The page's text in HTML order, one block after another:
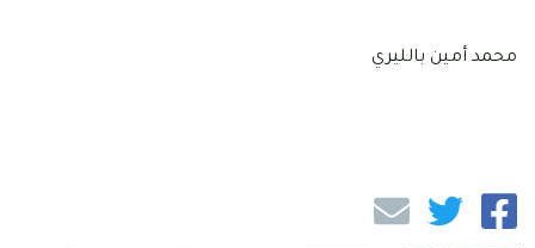
محمد أمين بالليري